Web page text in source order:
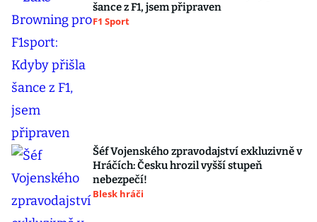
šance z F1, jsem připraven
F1 Sport
Šéf Vojenského zpravodajství exkluzivně v
Hráčích: Česku hrozil vyšší stupeň
nebezpečí!
Blesk hráči